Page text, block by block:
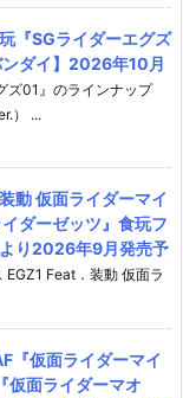
『SGライダーエグズ
ダイ】2026年10月
ズ01』のラインナップ
） ...
動 仮面ライダーマイ
ダーゼッツ』食玩フ
り2026年9月発売予
EGZ1 Feat．装動 仮面ラ
『仮面ライダーマイ
仮面ライダーマオ